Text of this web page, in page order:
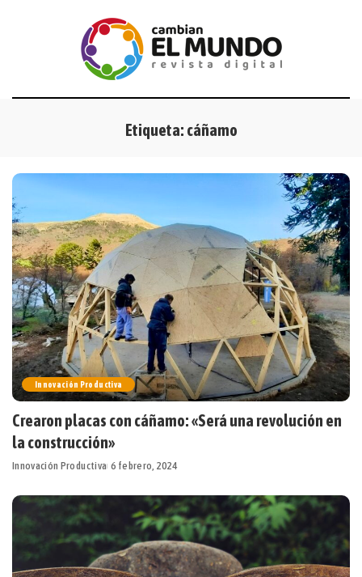
Etiqueta: cáñamo
Innovación Productiva
Crearon placas con cáñamo: «Será una revolución en
la construcción»
Innovación Productiva 6 febrero, 2024